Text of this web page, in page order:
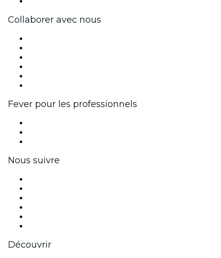
Collaborer avec nous
Fever pour les professionnels
Nous suivre
Découvrir